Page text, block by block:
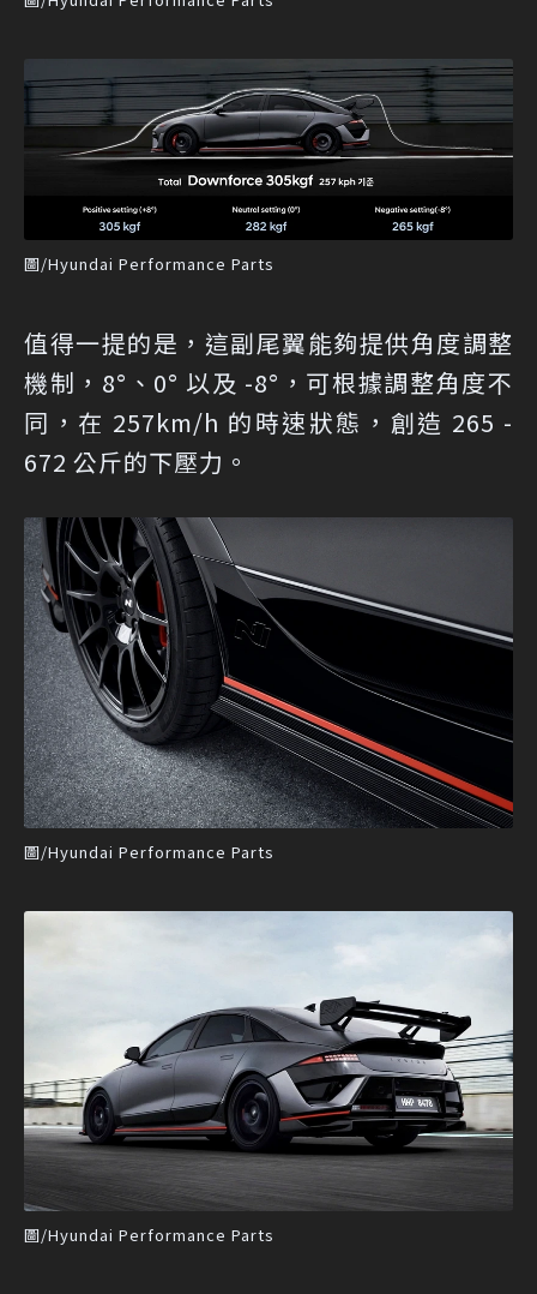
圖/Hyundai Performance Parts
值得一提的是，這副尾翼能夠提供角度調整
機制，8°、0° 以及 -8°，可根據調整角度不
同，在 257km/h 的時速狀態，創造 265 -
672 公斤的下壓力。
圖/Hyundai Performance Parts
圖/Hyundai Performance Parts